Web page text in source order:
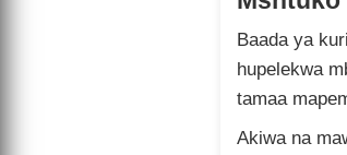
Baada ya
hupelekwa
tamaa
Akiwa na